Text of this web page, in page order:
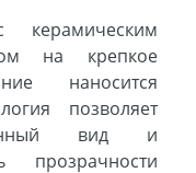
на крепкое
наносится
позволяет
вид и
прозрачности